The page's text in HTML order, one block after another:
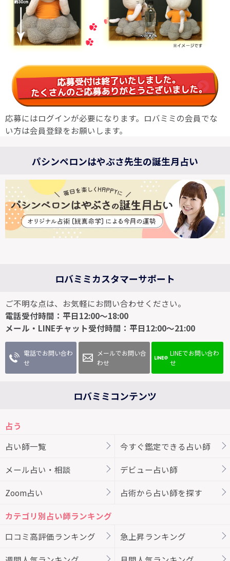
応募にはログインが必要になります。ロバミミの会員でな
い方は会員登録をお願いします。
パシンペロンはやぶさ先生の誕生月占い
ロバミミカスタマーサポート
ご不明な点は、お気軽にお問い合わせください。
電話受付時間：平日12:00～18:00
メール・LINEチャット受付時間：平日12:00～21:00
電話でお問い合わ
せ
メールでお問い合
わせ
LINEでお問い合わ
せ
ロバミミコンテンツ
占う
占い師一覧
今すぐ鑑定できる占い師
メール占い・相談 デビュー占い師
Zoom占い 占術から占い師を探す
カテゴリ別占い師ランキング
口コミ高評価ランキング
急上昇ランキング